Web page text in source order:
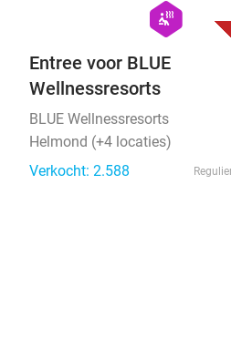
hexagon
wellness
Entree voor BLUE
Wellnessresorts
BLUE Wellnessresorts
Helmond (+4 locaties)
Verkocht: 2.588